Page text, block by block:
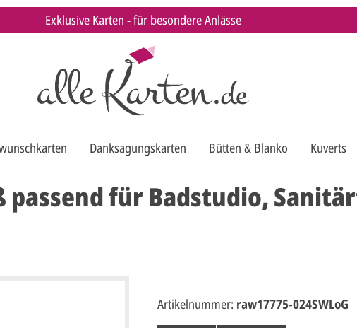
Exklusive Karten - für besondere Anlässe
Danksagungskarten Bütten & Blanko Kuverts
für Badstudio,
Artikelnummer: raw17775-024SWLoG